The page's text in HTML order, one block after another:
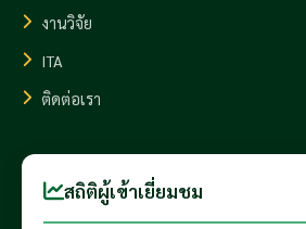
งานวิจัย
ITA
ติดต่อเรา
สถิติผู้เข้าเยี่ยมชม